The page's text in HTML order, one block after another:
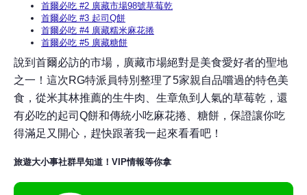
首爾必吃 #2 廣藏市場98號草莓乾
首爾必吃 #3 起司Q餅
首爾必吃 #4 廣藏糯米麻花捲
首爾必吃 #5 廣藏糖餅
說到首爾必訪的市場，廣藏市場絕對是美食愛好者的聖地
之一！這次RG特派員特別整理了5家親自品嚐過的特色美
食，從米其林推薦的生牛肉、生章魚到人氣的草莓乾，還
有必吃的起司Q餅和傳統小吃麻花捲、糖餅，保證讓你吃
得滿足又開心，趕快跟著我一起來看看吧！
旅遊大小事社群早知道！VIP情報等你拿